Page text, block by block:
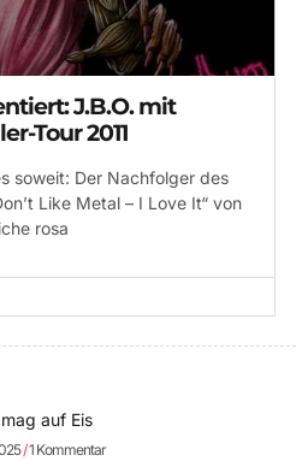
J.B.O. mit
Tour 2011
soweit: Der Nachfolger des
Like Metal – I Love It“ von
rosa
auf Eis
1 Kommentar